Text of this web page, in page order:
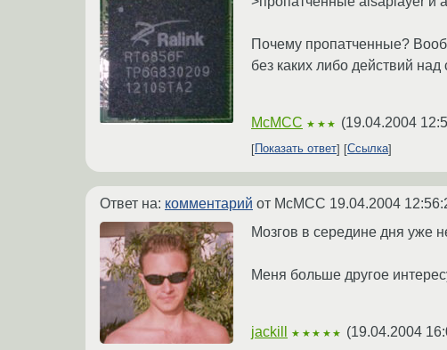
Почему пропатченные?
без каких либо действий
McMCC ★★★ (19.04.2004
Показать ответ Ссылка
Ответ на: комментарий от McMCC 19.04.2004
Мозгов в середине дня уже
Меня больше другое
jackill ★★★★★ (19.04.2004